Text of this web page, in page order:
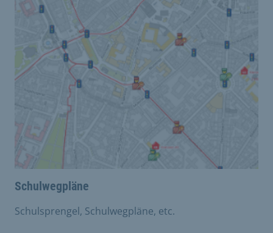
Schulwegpläne
Schulsprengel, Schulwegpläne, etc.